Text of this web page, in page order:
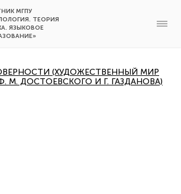
МГПУ
ТЕОРИЯ
ЯЗЫКОВОЕ
(ХУДОЖЕСТВЕННЫЙ МИР
М. ДОСТОЕВСКОГО И Г. ГАЗДАНОВА)